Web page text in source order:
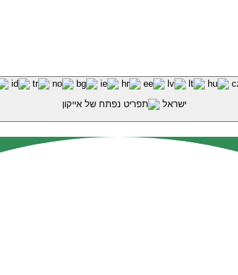
ישראל